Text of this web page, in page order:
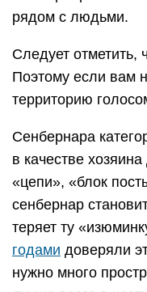
рядом с людьми.
Следует отметить,
Поэтому если вам
территорию
Сенбернара
в качестве
«цепи», «блок
сенбернар
теряет ту
годами доверяли
нужно много